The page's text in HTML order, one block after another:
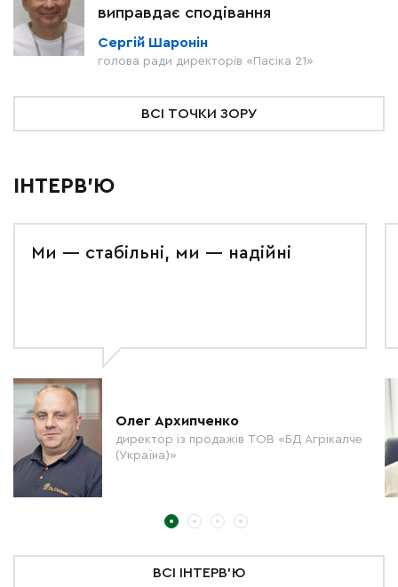
виправдає сподівання
Сергій Шаронін
голова ради директорів «Пасіка 21»
ВСІ ТОЧКИ ЗОРУ
ІНТЕРВ'Ю
Ми — стабільні, ми — надійні
Олег Архипченко
директор із продажів ТОВ «БД Агрікалче
(Україна)»
ВСІ ІНТЕРВ'Ю